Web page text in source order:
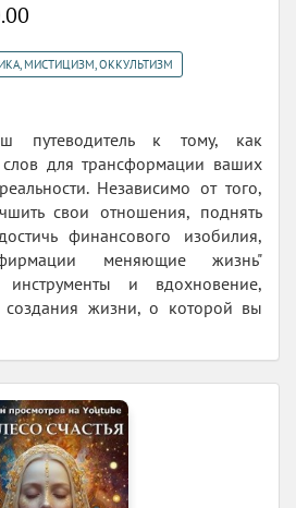
МИСТИЦИЗМ, ОККУЛЬТИЗМ
путеводитель к тому, как
слов для трансформации ваших
Независимо от того,
свои отношения, поднять
финансового изобилия,
меняющие жизнь"
инструменты и вдохновение,
жизни, о которой вы